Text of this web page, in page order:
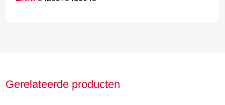
Gerelateerde producten